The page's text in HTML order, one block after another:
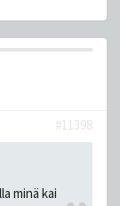
#11398
minä kai